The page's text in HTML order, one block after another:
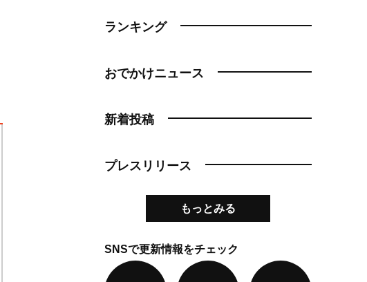
ランキング
おでかけニュース
新着投稿
プレスリリース
もっとみる
SNSで更新情報をチェック